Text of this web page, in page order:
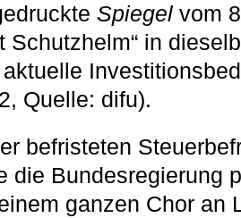
Spiegel vom
Schutzhelm“ in
Quelle: difu).
befristeten
die Bundesregierung
ganzen Chor an